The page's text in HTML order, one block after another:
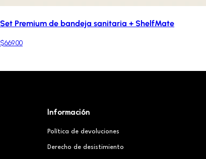
Set Premium de bandeja sanitaria + ShelfMate
$669.00
Información
Política de devoluciones
Derecho de desistimiento